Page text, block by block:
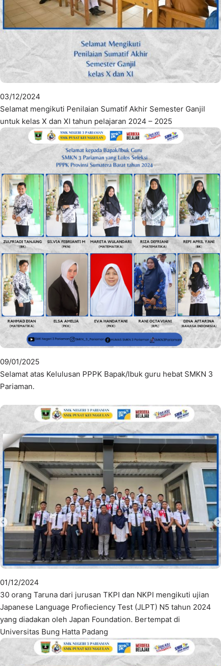
03/12/2024
Selamat mengikuti Penilaian Sumatif Akhir Semester Ganjil
untuk kelas X dan XI tahun pelajaran 2024 – 2025
09/01/2025
Selamat atas Kelulusan PPPK Bapak/Ibuk guru hebat SMKN 3
Pariaman.
01/12/2024
30 orang Taruna dari jurusan TKPI dan NKPI mengikuti ujian
Japanese Language Profieciency Test (JLPT) N5 tahun 2024
yang diadakan oleh Japan Foundation. Bertempat di
Universitas Bung Hatta Padang